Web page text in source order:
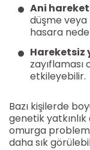
Ani
düşme
hasara
Hareketsiz
zayıflaması
etkileyebilir.
Bazı kişilerde
genetik
omurga
daha sık